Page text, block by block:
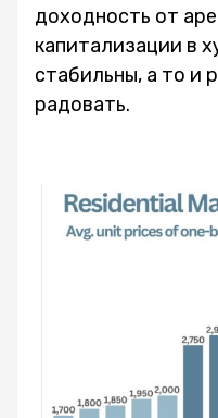
доходность от
капитализации в
стабильны, а то и
радовать.